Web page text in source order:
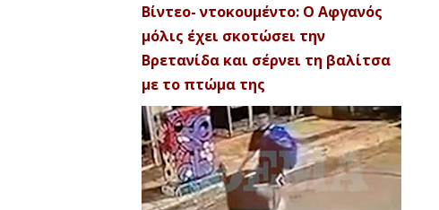
Βίντεο- ντοκουμέντο: Ο Αφγανός
μόλις έχει σκοτώσει την
Βρετανίδα και σέρνει τη βαλίτσα
με το πτώμα της